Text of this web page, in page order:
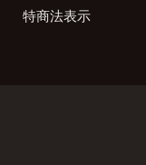
特商法表示